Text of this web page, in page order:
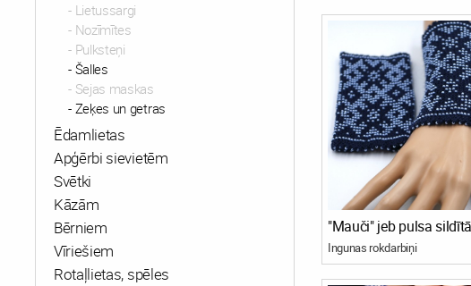
Lietussargi
Nozīmītes
Pulksteņi
Šalles
Sejas maskas
Zeķes un getras
Ēdamlietas
Apģērbi sievietēm
Svētki
Kāzām
Bērniem
Vīriešiem
Rotaļlietas, spēles
Ingunas rokdarbiņi